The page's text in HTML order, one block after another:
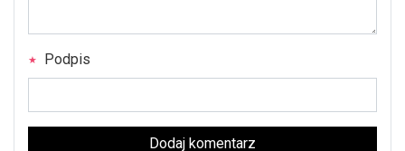
Podpis
Dodaj komentarz